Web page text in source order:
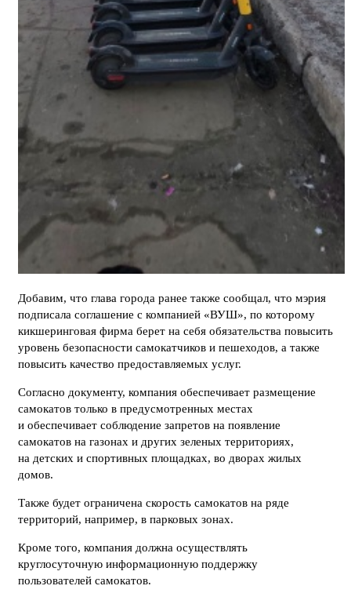
Добавим, что глава города ранее также сообщал, что мэрия
подписала соглашение с компанией «ВУШ», по которому
кикшеринговая фирма берет на себя обязательства повысить
уровень безопасности самокатчиков и пешеходов, а также
повысить качество предоставляемых услуг.
Согласно документу, компания обеспечивает размещение
самокатов только в предусмотренных местах
и обеспечивает соблюдение запретов на появление
самокатов на газонах и других зеленых территориях,
на детских и спортивных площадках, во дворах жилых
домов.
Также будет ограничена скорость самокатов на ряде
территорий, например, в парковых зонах.
Кроме того, компания должна осуществлять
круглосуточную информационную поддержку
пользователей самокатов.